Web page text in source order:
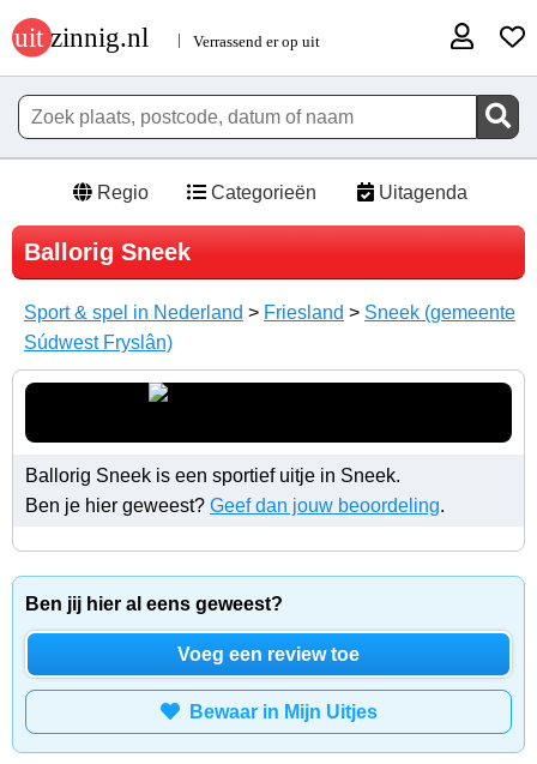
Regio Categorieën Uitagenda
Ballorig Sneek
Sport & spel in Nederland > Friesland > Sneek (gemeente
Súdwest Fryslân)
Ballorig Sneek is een sportief uitje in Sneek.
Ben je hier geweest? Geef dan jouw beoordeling.
Ben jij hier al eens geweest?
Voeg een review toe
Bewaar in Mijn Uitjes